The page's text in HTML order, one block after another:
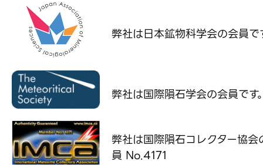
弊社は日本鉱物科学会の会員で
弊社は国際隕石学会の会員です
弊社は国際隕石コレクター協会
員 No.4171